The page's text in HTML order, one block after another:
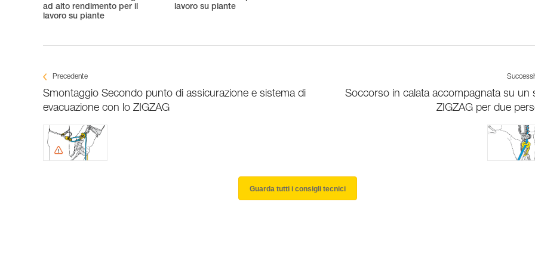
ad alto rendimento per il
lavoro su piante
lavoro su piante
Precedente
Smontaggio Secondo punto di assicurazione e sistema di
evacuazione con lo ZIGZAG
Soccorso in calata accompagnata su un
ZIGZAG per due
Guarda tutti i consigli tecnici